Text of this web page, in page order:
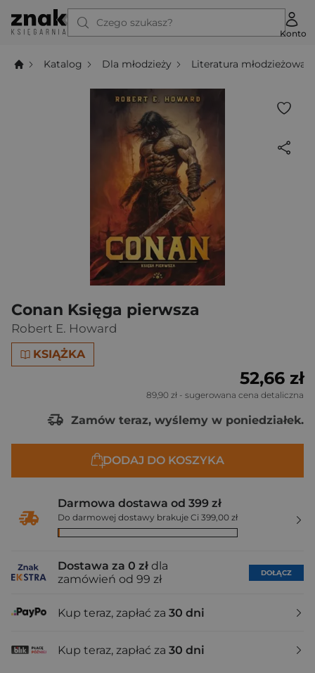
Czego szukasz?
Konto
Katalog Dla młodzieży Literatura młodzieżowa
Conan Księga pierwsza
Robert E. Howard
KSIĄŻKA
52,66 zł
89,90 zł - sugerowana cena detaliczna
Zamów teraz, wyślemy w poniedziałek.
DODAJ DO KOSZYKA
Darmowa dostawa od 399 zł
Do darmowej dostawy brakuje Ci 399,00 zł
Dostawa za 0 zł dla
zamówień od 99 zł
DOŁĄCZ
Kup teraz, zapłać za 30 dni
Kup teraz, zapłać za 30 dni